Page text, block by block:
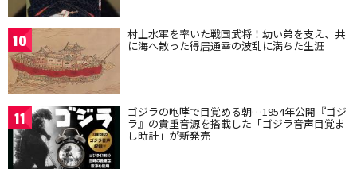
10 村上水軍を率いた戦国武将！幼い弟を支え、共
に海へ散った得居通幸の波乱に満ちた生涯
11 ゴジラの咆哮で目覚める朝…1954年公開『ゴジ
ラ』の貴重音源を搭載した「ゴジラ音声目覚ま
し時計」が新発売